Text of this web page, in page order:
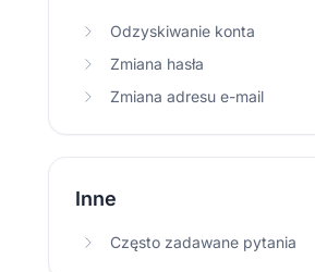
Odzyskiwanie konta
Zmiana hasła
Zmiana adresu e-mail
Inne
Często zadawane pytania